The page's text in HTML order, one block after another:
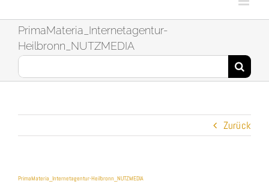
PrimaMateria_Internetagentur-
Heilbronn_NUTZMEDIA
Suche
nach:
Zurück
PrimaMateria_Internetagentur-Heilbronn_NUTZMEDIA